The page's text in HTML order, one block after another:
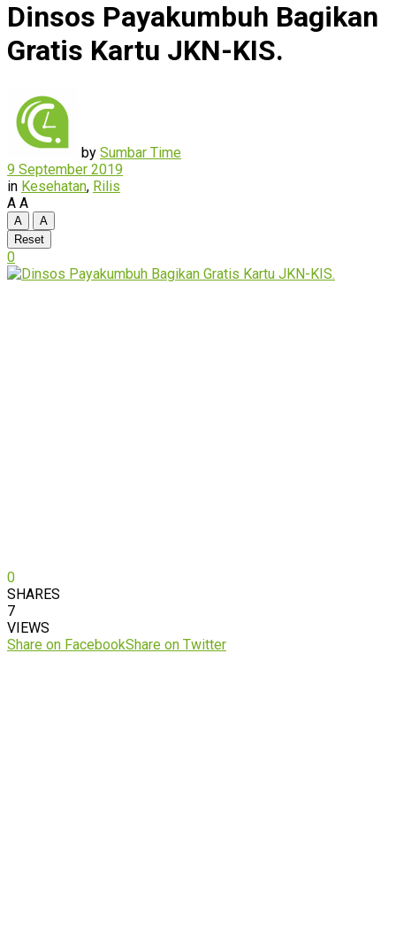
Dinsos Payakumbuh Bagikan
Gratis Kartu JKN-KIS.
by Sumbar Time
9 September 2019
in Kesehatan, Rilis
A A
A
A
Reset
0
0
SHARES
7
VIEWS
Share on FacebookShare on Twitter